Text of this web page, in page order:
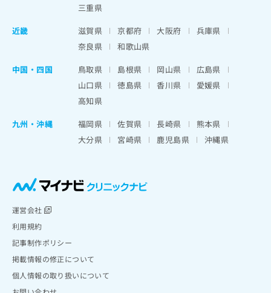
三重県
近畿
滋賀県 京都府 大阪府
兵庫県
奈良県
和歌山県
中国・四国
鳥取県 島根県 岡山県
広島県
山口県
徳島県 香川県
愛媛県
高知県
九州・沖縄
福岡県 佐賀県 長崎県
熊本県
大分県
宮崎県 鹿児島県 沖縄県
運営会社
利用規約
記事制作ポリシー
掲載情報の修正について
個人情報の取り扱いについて